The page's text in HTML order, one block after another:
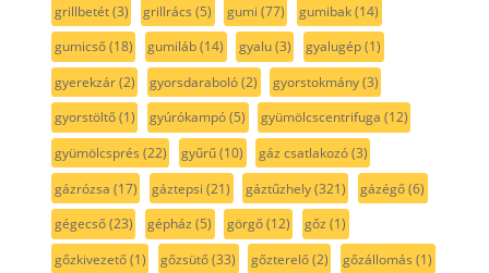
grillbetét(3) grillrács (5) gumi (77) gumibak(14)
gumicső(18) gumiláb(14) gyalu(3) gyalugép(1)
gyerekzár(2) gyorsdaraboló(2) gyorstokmány(3)
gyorstöltő(1) gyúrókampó(5) gyümölcscentrifuga (12)
gyümölcsprés (22) gyűrű(10) gáz csatlakozó(3)
gázrózsa (17) gáztepsi (21) gáztűzhely(321) gázégő(6)
gégecső(23) gépház (5) görgő(12) gőz (1)
gőzkivezető(1) gőzsütő(33) gőzterelő(2) gőzállomás (1)